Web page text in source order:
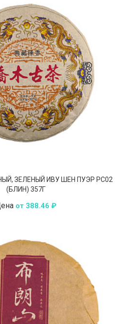
ЗЕЛЕНЫЙ ИВУ ШЕН ПУЭР РС02
(БЛИН) 357Г
от 388.46 ₽